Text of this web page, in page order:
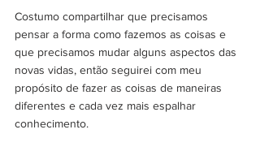
Costumo compartilhar que precisamos
pensar a forma como fazemos as coisas e
que precisamos mudar alguns aspectos das
novas vidas, então seguirei com meu
propósito de fazer as coisas de maneiras
diferentes e cada vez mais espalhar
conhecimento.